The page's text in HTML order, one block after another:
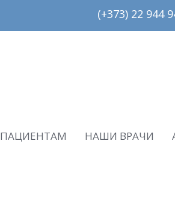
(+373) 22 944
ПАЦИЕНТАМ НАШИ ВРАЧИ